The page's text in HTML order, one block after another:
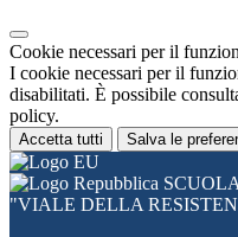
Cookie necessari per il
I cookie necessari per il
disabilitati. È possibile
policy.
Accetta tutti Salva le
"VIALE DELLA